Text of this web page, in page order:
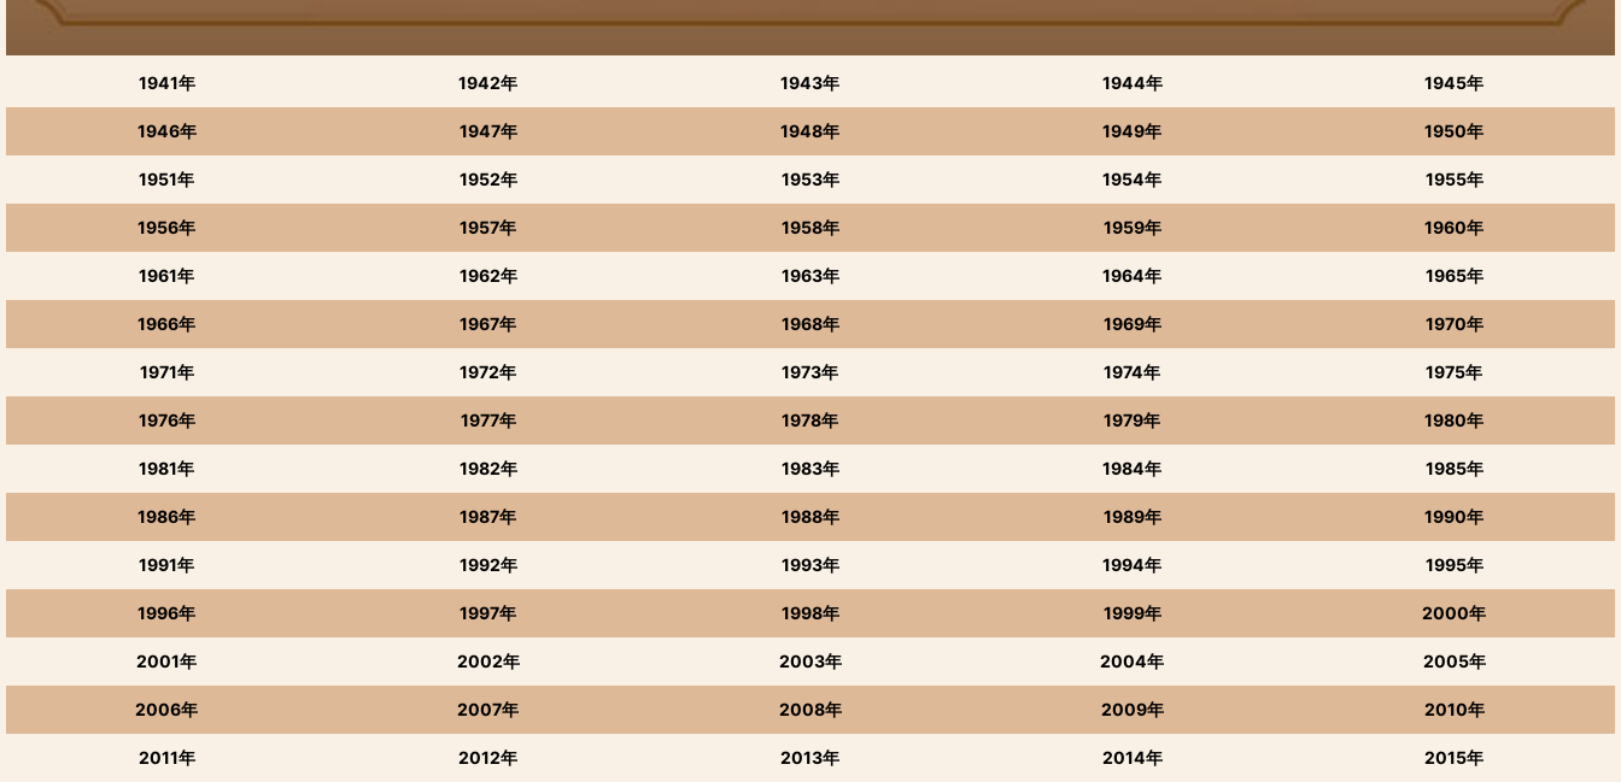
ドイツビール オーストリア
ベルギービール
イギリスビール
世界のビール
1941年 1942年 1943年 1944年 1945年
1946年 1947年 1948年 1949年 1950年
1951年 1952年 1953年 1954年 1955年
1956年 1957年 1958年 1959年 1960年
1961年 1962年 1963年 1964年 1965年
1966年 1967年 1968年 1969年 1970年
1971年 1972年 1973年 1974年 1975年
1976年 1977年 1978年 1979年 1980年
1981年 1982年 1983年 1984年 1985年
1986年 1987年 1988年 1989年 1990年
1991年 1992年 1993年 1994年 1995年
1996年 1997年 1998年 1999年 2000年
2001年 2002年 2003年 2004年 2005年
2006年 2007年 2008年 2009年 2010年
2011年 2012年 2013年 2014年 2015年